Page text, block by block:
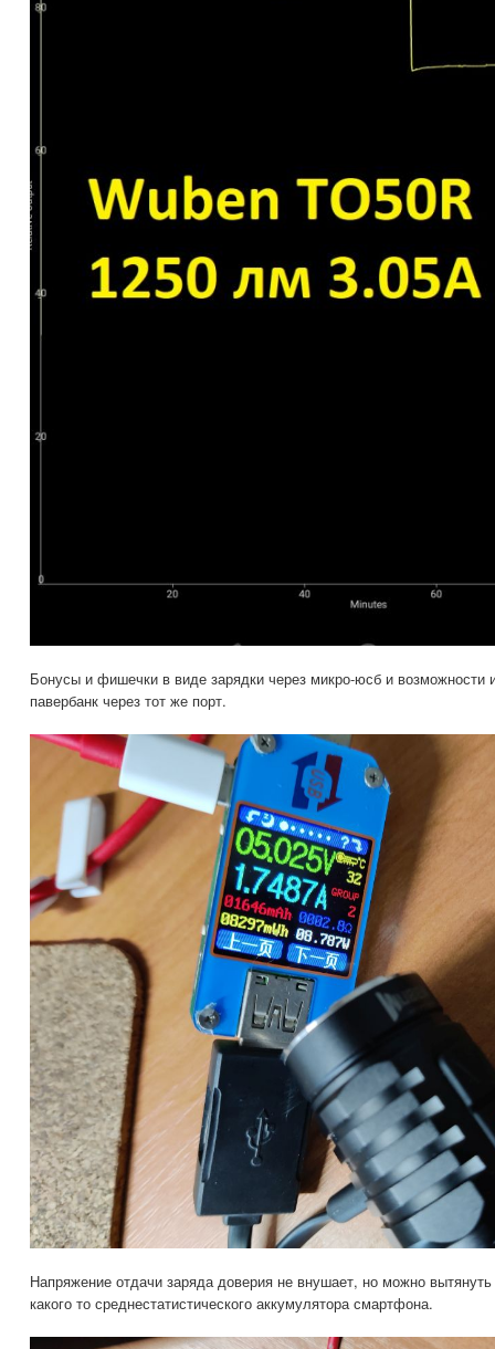
Бонусы и фишечки в виде зарядки через микро-юсб и возможности
павербанк через тот же порт.
Напряжение отдачи заряда доверия не внушает, но можно
какого то среднестатистического аккумулятора смартфона.